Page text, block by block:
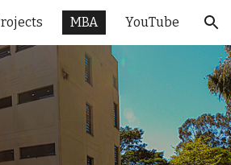
MBA YouTube